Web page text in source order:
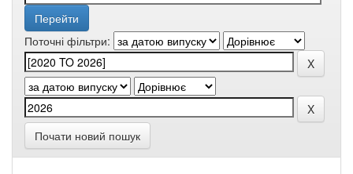
Поточні фільтри:
Почати новий пошук